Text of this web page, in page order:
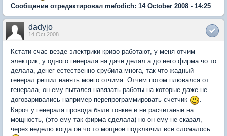
Сообщение отредактировал mefodich: 14 October 2008 - 14:25
dadyjo
14 Oct 2008
Кстати счас везде электрики криво работают, у меня отчим
электрик, у одного генерала на даче делал а до него фирма чо то
делала, денег естественно срубила многа, так что жадный
генерал решил нанять моего отчима. Отчим потом плювался от
генерала, он ему пытался навязать работы на которые даже не
договаривались например перепрограммировать счетчик
.
Кароч у генерала провода были тонкие и не расчитаные на
мощность, (это ему так фирма сделала) но он ему не сказал,
через неделю когда он чо то мощное подключил все сломалось